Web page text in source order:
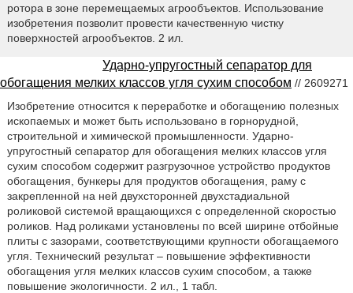
ротора в зоне перемещаемых агрообъектов. Использование
изобретения позволит провести качественную чистку
поверхностей агрообъектов. 2 ил.
Ударно-упругостный сепаратор для
обогащения мелких классов угля сухим способом // 2609271
Изобретение относится к переработке и обогащению полезных
ископаемых и может быть использовано в горнорудной,
строительной и химической промышленности. Ударно-
упругостный сепаратор для обогащения мелких классов угля
сухим способом содержит разгрузочное устройство продуктов
обогащения, бункеры для продуктов обогащения, раму с
закрепленной на ней двухсторонней двухстадиальной
роликовой системой вращающихся с определенной скоростью
роликов. Над роликами установлены по всей ширине отбойные
плиты с зазорами, соответствующими крупности обогащаемого
угля. Технический результат – повышение эффективности
обогащения угля мелких классов сухим способом, а также
повышение экологичности. 2 ил., 1 табл.